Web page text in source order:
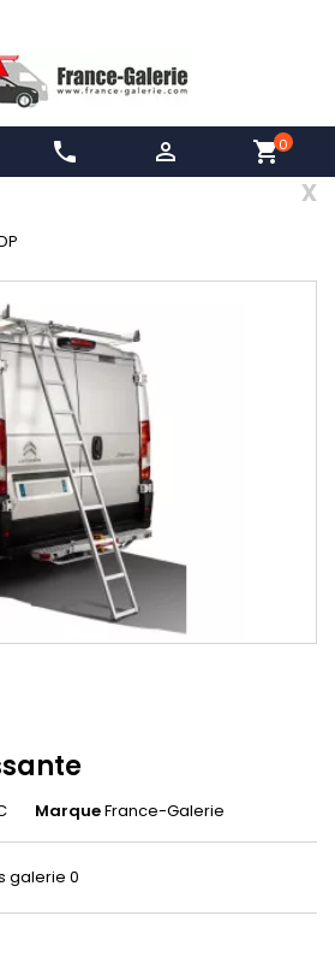
phone  shopping_cart0
x
MarqueFrance-Galerie
galerie 0